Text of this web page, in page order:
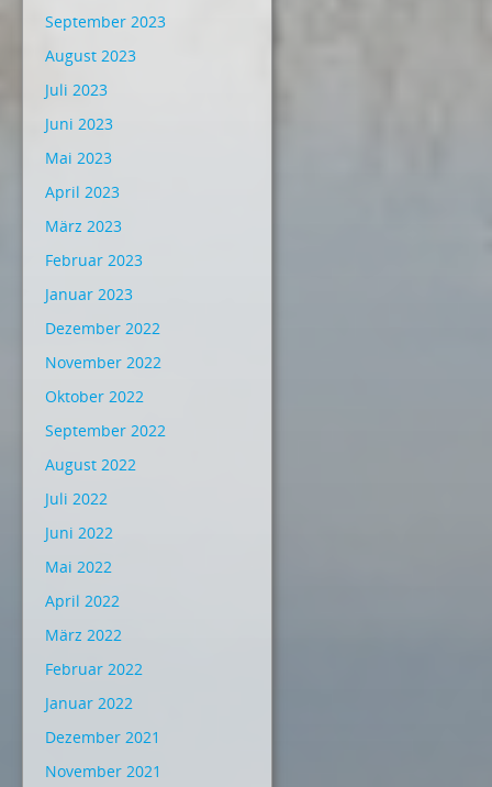
September 2023
August 2023
Juli 2023
Juni 2023
Mai 2023
April 2023
März 2023
Februar 2023
Januar 2023
Dezember 2022
November 2022
Oktober 2022
September 2022
August 2022
Juli 2022
Juni 2022
Mai 2022
April 2022
März 2022
Februar 2022
Januar 2022
Dezember 2021
November 2021